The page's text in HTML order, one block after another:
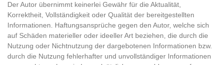
Der Autor übernimmt keinerlei Gewähr für die Aktualität,
Korrektheit, Vollständigkeit oder Qualität der bereitgestellten
Informationen. Haftungsansprüche gegen den Autor, welche sich
auf Schäden materieller oder ideeller Art beziehen, die durch die
Nutzung oder Nichtnutzung der dargebotenen Informationen bzw.
durch die Nutzung fehlerhafter und unvollständiger Informationen